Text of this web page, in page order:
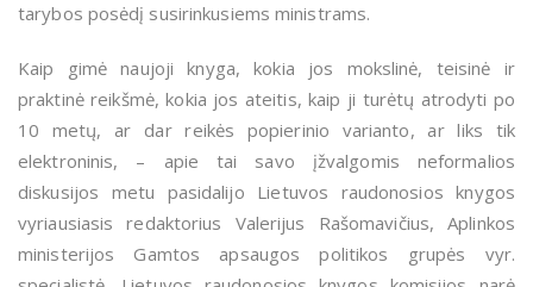
tarybos posėdį susirinkusiems ministrams.
Kaip gimė naujoji knyga, kokia jos mokslinė, teisinė ir
praktinė reikšmė, kokia jos ateitis, kaip ji turėtų atrodyti po
10 metų, ar dar reikės popierinio varianto, ar liks tik
elektroninis, – apie tai savo įžvalgomis neformalios
diskusijos metu pasidalijo Lietuvos raudonosios knygos
vyriausiasisredaktorius Valerijus Rašomavičius, Aplinkos
ministerijos Gamtos apsaugos politikos grupės vyr.